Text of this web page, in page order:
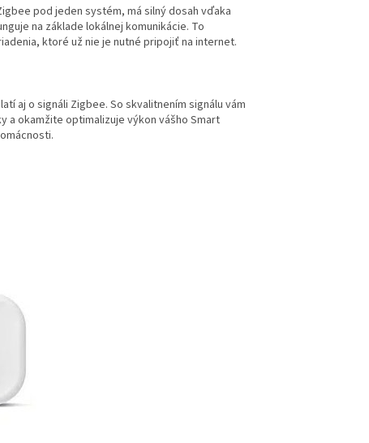
pod jeden systém, má silný dosah vďaka
na základe lokálnej komunikácie. To
ktoré už nie je nutné pripojiť na internet.
aj o signáli Zigbee. So skvalitnením signálu vám
a okamžite optimalizuje výkon vášho Smart